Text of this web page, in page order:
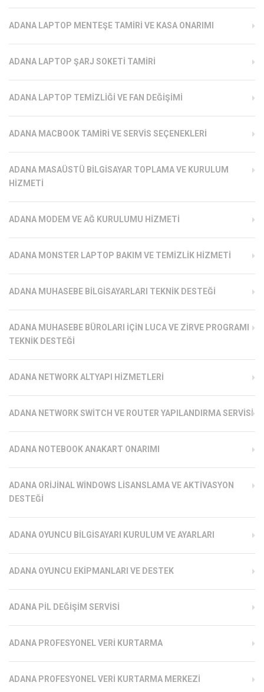
ADANA LAPTOP MENTEŞE TAMIRI VE KASA ONARIMI
ADANA LAPTOP ŞARJ SOKETI TAMIRI
ADANA LAPTOP TEMIZLIĞI VE FAN DEĞIŞIMI
ADANA MACBOOK TAMIRI VE SERVIS SEÇENEKLERI
ADANA MASAÜSTÜ BILGISAYAR TOPLAMA VE KURULUM
HIZMETI
ADANA MODEM VE AĞ KURULUMU HIZMETI
ADANA MONSTER LAPTOP BAKIM VE TEMIZLIK HIZMETI
ADANA MUHASEBE BILGISAYARLARI TEKNIK DESTEĞI
ADANA MUHASEBE BÜROLARI İÇIN LUCA VE ZIRVE PROGRAMI
TEKNIK DESTEĞI
ADANA NETWORK ALTYAPI HIZMETLERI
ADANA NETWORK SWITCH VE ROUTER YAPILANDIRMA SERVISI
ADANA NOTEBOOK ANAKART ONARIMI
ADANA ORIJINAL WINDOWS LISANSLAMA VE AKTIVASYON
DESTEĞI
ADANA OYUNCU BILGISAYARI KURULUM VE AYARLARI
ADANA OYUNCU EKIPMANLARI VE DESTEK
ADANA PIL DEĞIŞIM SERVISI
ADANA PROFESYONEL VERI KURTARMA
ADANA PROFESYONEL VERI KURTARMA MERKEZI